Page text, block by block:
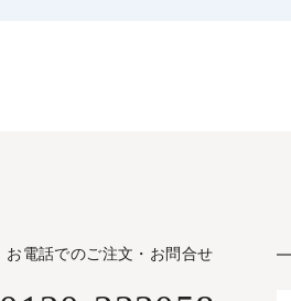
お電話でのご注文・お問合せ